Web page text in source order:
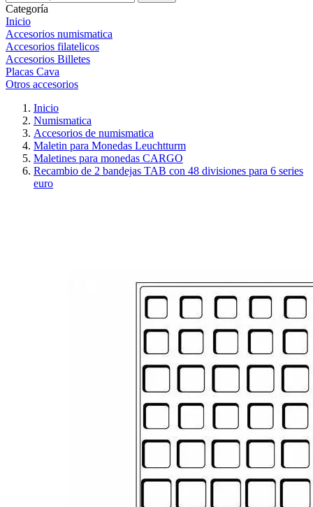
Categoría
Inicio
Accesorios numismatica
Accesorios filatelicos
Accesorios Billetes
Placas Cava
Otros accesorios
Inicio
Numismatica
Accesorios de numismatica
Maletin para Monedas Leuchtturm
Maletines para monedas CARGO
Recambio de 2 bandejas TAB con 48 divisiones para 6 series
euro